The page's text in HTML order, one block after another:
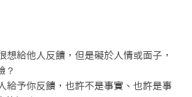
想給他人反饋，但是礙於人情或面子，
？
給予你反饋，也許不是事實、也許是事